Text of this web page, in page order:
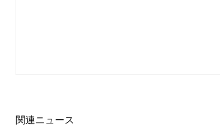
関連ニュース